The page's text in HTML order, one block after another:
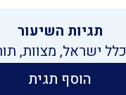
תגיות השיעור
כלל ישראל, מצוות,
הוסף תגית